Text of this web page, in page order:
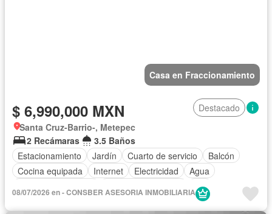
Casa en Fraccionamiento
$ 6,990,000 MXN
Destacado
Santa Cruz-Barrio-, Metepec
2 Recámaras
3.5 Baños
Estacionamiento
Jardín Cuarto de servicio
Balcón
Cocina equipada
Internet Electricidad
Agua
Wifi
08/07/2026 en - CONSBER ASESORIA INMOBILIARIA